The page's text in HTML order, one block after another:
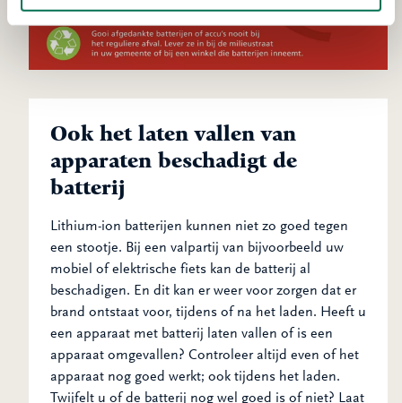
Ook het laten vallen van
apparaten beschadigt de
batterij
Lithium-ion batterijen kunnen niet zo goed tegen
een stootje. Bij een valpartij van bijvoorbeeld uw
mobiel of elektrische fiets kan de batterij al
beschadigen. En dit kan er weer voor zorgen dat er
brand ontstaat voor, tijdens of na het laden. Heeft u
een apparaat met batterij laten vallen of is een
apparaat omgevallen? Controleer altijd even of het
apparaat nog goed werkt; ook tijdens het laden.
Twijfelt u of de batterij nog wel goed is of niet? Laat